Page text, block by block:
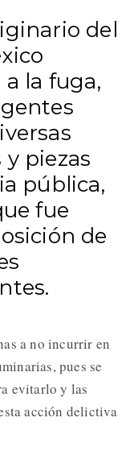
del
la fuga,
piezas
pública,
fue
de
a no incurrir en
pues se
evitarlo y las
acción delictiva